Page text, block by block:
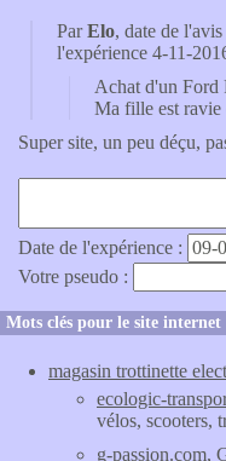
ParElo, date de
l'expérience 4-11-
Achat d'un Ford
Ma fille est
Super site, un peu déçu,
Date de l'expérience :
Votre pseudo :
Mots clés pour le site internet
magasin trottinette
ecologic-
vélos, scooters,
g-passion.com,